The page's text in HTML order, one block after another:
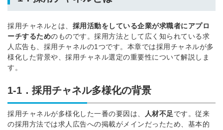
採用チャネルとは、 採用活動をしている企業が求職者にアプロ
ーチするためのものです。採用方法として広く知られている求
人広告も、採用チャネルの1つです。 本章では採用チャネルが多
様化した背景や、採用チャネル選定の重要性について解説しま
す。
1-1．採用チャネル多様化の背景
採用チャネルが多様化した一番の要因は、 人材不足です。 従来
の採用方法では求人広告への掲載がメインだったため、基本的